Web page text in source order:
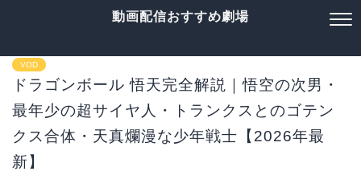
動画配信おすすめ劇場
VOD
ドラゴンボール 悟天完全解説｜悟空の次男・
最年少の超サイヤ人・トランクスとのゴテン
クス合体・天真爛漫な少年戦士【2026年最
新】